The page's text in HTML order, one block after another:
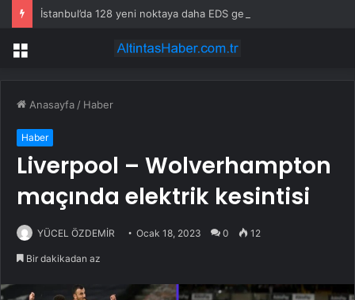
İstanbul’da 128 yeni noktaya daha EDS geliyor
Menü
Anasayfa / Haber
Haber
Liverpool – Wolverhampton
maçında elektrik kesintisi
YÜCEL ÖZDEMİR Ocak 18, 2023 0 12
Bir dakikadan az